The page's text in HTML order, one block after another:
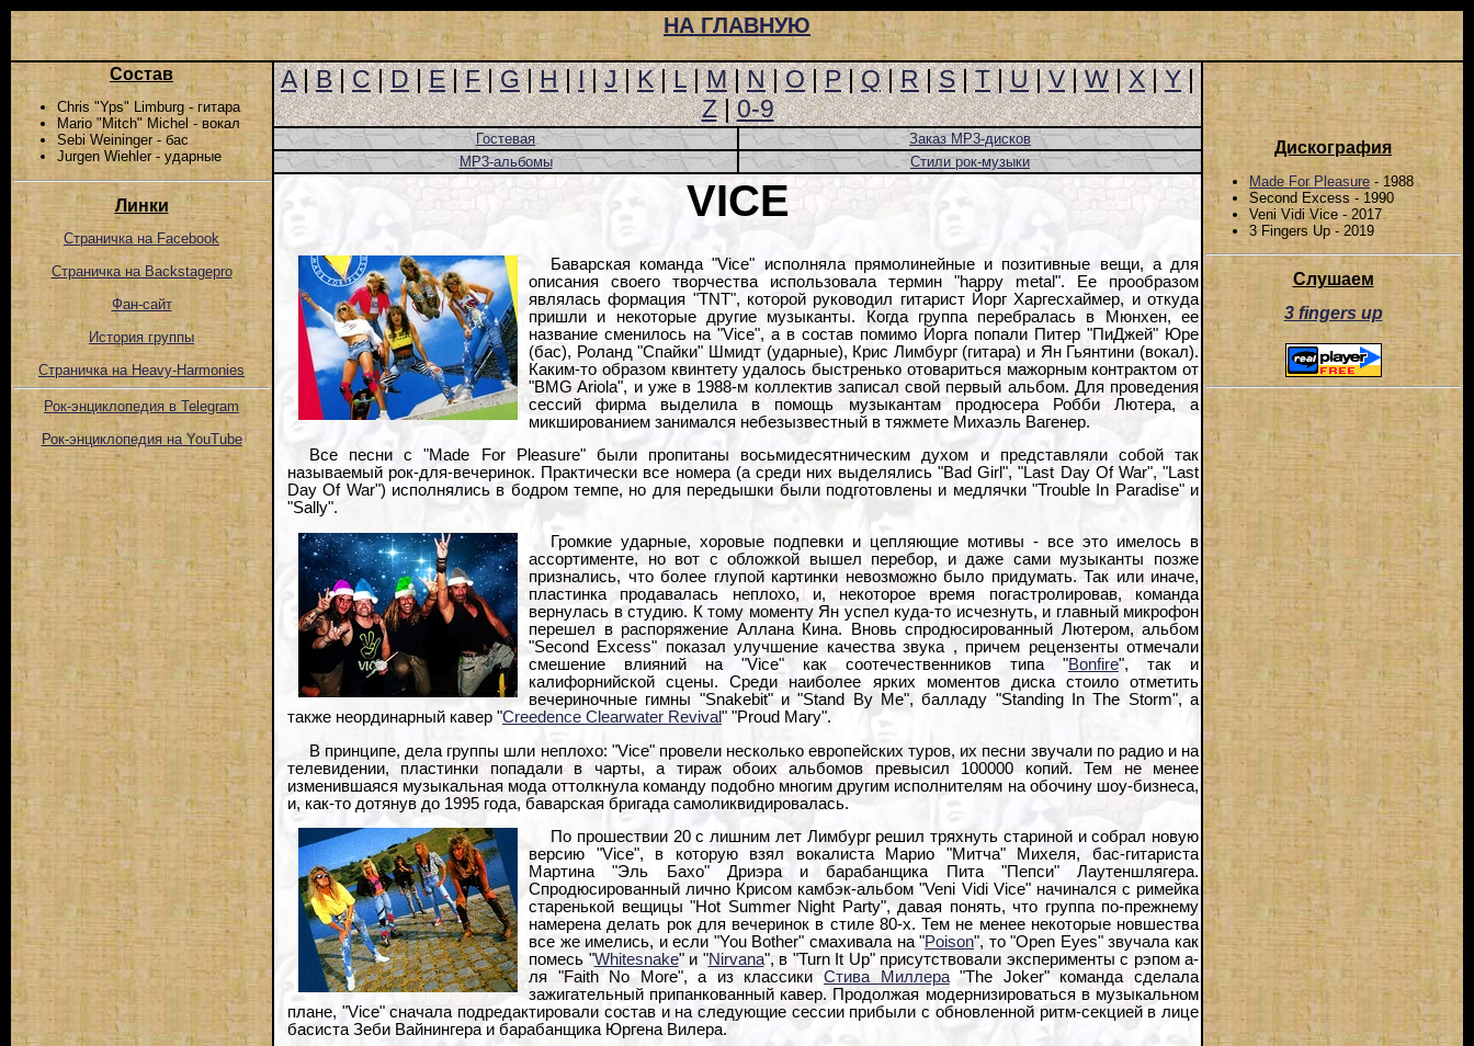
НА ГЛАВНУЮ
Состав
Chris "Yps" Limburg - гитара
Mario "Mitch" Michel - вокал
Sebi Weininger - бас
Jurgen Wiehler - ударные
Линки
Страничка на Facebook
Страничка на Backstagepro
Фан-сайт
История группы
Страничка на Heavy-Harmonies
Рок-энциклопедия в Telegram
Рок-энциклопедия на YouTube
A|B|C|D|E|F|G|H|I|J|K|L|M|N|O|P|Q|R|S|T|U|V|W|X|Y|
Z|0-9
Дискография
Made For Pleasure - 1988
Second Excess - 1990
Veni Vidi Vice - 2017
3 Fingers Up - 2019
Слушаем
3 fingers up
Гостевая
Заказ MP3-дисков
MP3-альбомы
Стили рок-музыки
VICE
Баварская команда "Vice" исполняла прямолинейные и позитивные вещи, а для
описания своего творчества использовала термин "happy metal". Ее прообразом
являлась формация "TNT", которой руководил гитарист Йорг Харгесхаймер, и откуда
пришли и некоторые другие музыканты. Когда группа перебралась в Мюнхен, ее
название сменилось на "Vice", а в состав помимо Йорга попали Питер "ПиДжей" Юре
(бас), Роланд "Спайки" Шмидт (ударные), Крис Лимбург (гитара) и Ян Гьянтини (вокал).
Каким-то образом квинтету удалось быстренько отовариться мажорным контрактом от
"BMG Ariola", и уже в 1988-м коллектив записал свой первый альбом. Для проведения
сессий фирма выделила в помощь музыкантам продюсера Робби Лютера, а
микшированием занимался небезызвестный в тяжмете Михаэль Вагенер.
Все песни с "Made For Pleasure" были пропитаны восьмидесятническим духом и представляли собой так
называемый рок-для-вечеринок. Практически все номера (а среди них выделялись "Bad Girl", "Last Day Of War", "Last
Day Of War") исполнялись в бодром темпе, но для передышки были подготовлены и медлячки "Trouble In Paradise" и
"Sally".
Громкие ударные, хоровые подпевки и цепляющие мотивы - все это имелось в
ассортименте, но вот с обложкой вышел перебор, и даже сами музыканты позже
признались, что более глупой картинки невозможно было придумать. Так или иначе,
пластинка продавалась неплохо, и, некоторое время погастролировав, команда
вернулась в студию. К тому моменту Ян успел куда-то исчезнуть, и главный микрофон
перешел в распоряжение Аллана Кина. Вновь спродюсированный Лютером, альбом
"Second Excess" показал улучшение качества звука , причем рецензенты отмечали
смешение влияний на "Vice" как соотечественников типа "Bonfire", так и
калифорнийской сцены. Среди наиболее ярких моментов диска стоило отметить
вечериночные гимны "Snakebit" и "Stand By Me", балладу "Standing In The Storm", а
также неординарный кавер "Creedence Clearwater Revival" "Proud Mary".
В принципе, дела группы шли неплохо: "Vice" провели несколько европейских туров, их песни звучали по радио и на
телевидении, пластинки попадали в чарты, а тираж обоих альбомов превысил 100000 копий. Тем не менее
изменившаяся музыкальная мода оттолкнула команду подобно многим другим исполнителям на обочину шоу-бизнеса,
и, как-то дотянув до 1995 года, баварская бригада самоликвидировалась.
По прошествии 20 с лишним лет Лимбург решил тряхнуть стариной и собрал новую
версию "Vice", в которую взял вокалиста Марио "Митча" Михеля, бас-гитариста
Мартина "Эль Бахо" Дриэра и барабанщика Пита "Пепси" Лаутеншлягера.
Спродюсированный лично Крисом камбэк-альбом "Veni Vidi Vice" начинался с римейка
старенькой вещицы "Hot Summer Night Party", давая понять, что группа по-прежнему
намерена делать рок для вечеринок в стиле 80-х. Тем не менее некоторые новшества
все же имелись, и если "You Bother" смахивала на "Poison", то "Open Eyes" звучала как
помесь "Whitesnake" и "Nirvana", в "Turn It Up" присутствовали эксперименты с рэпом а-
ля "Faith No More", а из классикиСтива Миллера"The Joker" команда сделала
зажигательный припанкованный кавер. Продолжая модернизироваться в музыкальном
плане, "Vice" сначала подредактировали состав и на следующие сессии прибыли с обновленной ритм-секцией в лице
басиста Зеби Вайнингера и барабанщика Юргена Вилера.